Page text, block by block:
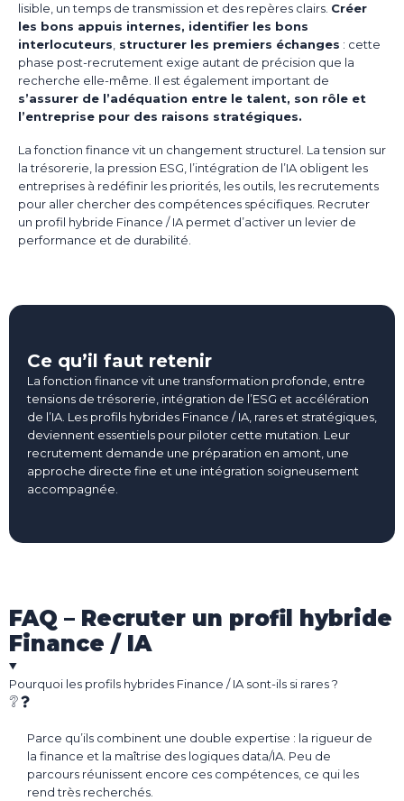
lisible, un temps de transmission et des repères clairs. Créer
les bons appuis internes, identifier les bons
interlocuteurs structurer les premiers échanges : cette
phase post-recrutement exige autant de précision que la
recherche elle-même. Il est également important de
s’assurer de l’adéquation entre le talent, son rôle et
l’entreprise pour des raisons stratégiques.
La fonction finance vit un changement structurel. La tension sur
la trésorerie, la pression ESG, l’intégration de l’IA obligent les
entreprises à redéfinir les priorités, les outils, les recrutements
pour aller chercher des compétences spécifiques. Recruter
un profil hybride Finance / IA permet d’activer un levier de
performance et de durabilité.
Ce qu’il faut retenir
La fonction finance vit une transformation profonde, entre
tensions de trésorerie, intégration de l’ESG et accélération
de l’IA. Les profils hybrides Finance / IA, rares et stratégiques,
deviennent essentiels pour piloter cette mutation. Leur
recrutement demande une préparation en amont, une
approche directe fine et une intégration soigneusement
accompagnée.
FAQ – Recruter un profil hybride
Finance / IA
Pourquoi les profils hybrides Finance / IA sont-ils si rares ?
Parce qu’ils combinent une double expertise : la rigueur de
la finance et la maîtrise des logiques data/IA. Peu de
parcours réunissent encore ces compétences, ce qui les
rend très recherchés.